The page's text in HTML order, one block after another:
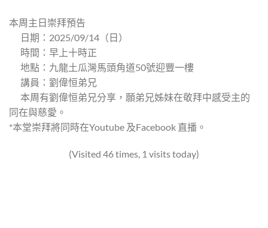
本周主日崇拜預告
日期：2025/09/14（日）
時間：早上十時正
地點：九龍土瓜灣馬頭角道50號迎豐一樓
講員：劉偉恒弟兄
本周有劉偉恒弟兄分享，願弟兄姊妹在敬拜中感受主的
同在與慈愛。
*本堂崇拜將同時在Youtube 及Facebook 直播。
(Visited 46 times, 1 visits today)